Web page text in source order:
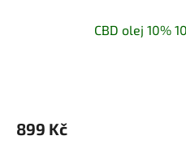
CBD olej 10%
899 Kč